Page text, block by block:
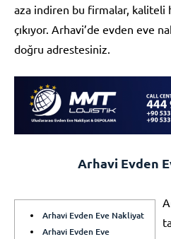
aza indiren bu firmalar, kaliteli
çıkıyor. Arhavi’de evden eve
doğru adrestesiniz.
Arhavi Evden
Arhavi Evden Eve Nakliyat
Arhavi Evden Eve